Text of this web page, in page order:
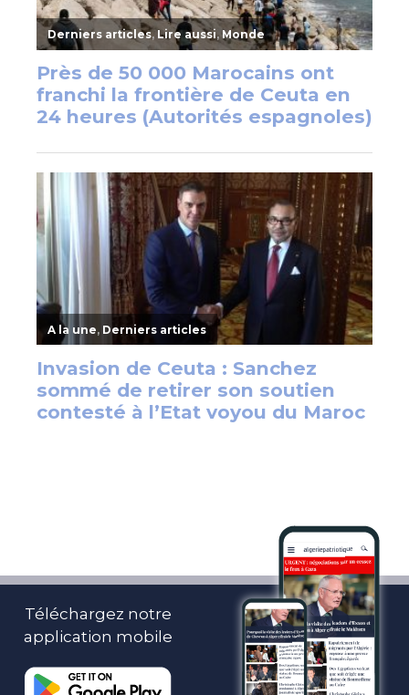
Téléchargez notre
application mobile